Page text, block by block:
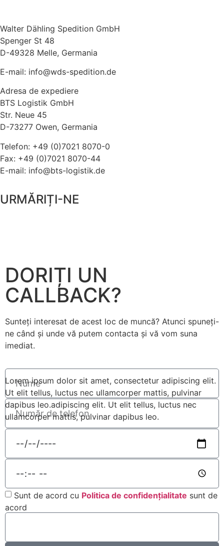
Walter Dähling Spedition GmbH
Spenger St 48
D-49328 Melle, Germania
E-mail: info@wds-spedition.de
Adresa de expediere
BTS Logistik GmbH
Str. Neue 45
D-73277 Owen, Germania
Telefon: +49 (0)7021 8070-0
Fax: +49 (0)7021 8070-44
E-mail: info@bts-logistik.de
URMĂRIȚI-NE
DORIȚI UN
CALLBACK?
Sunteți interesat de acest loc de muncă? Atunci spuneți-
ne când și unde vă putem contacta și vă vom suna
imediat.
Lorem ipsum dolor sit amet, consectetur adipiscing elit.
Ut elit tellus, luctus nec ullamcorper mattis, pulvinar
dapibus leo.adipiscing elit. Ut elit tellus, luctus nec
ullamcorper mattis, pulvinar dapibus leo.
Sunt de acord cu Politica de confidențialitate sunt de
acord